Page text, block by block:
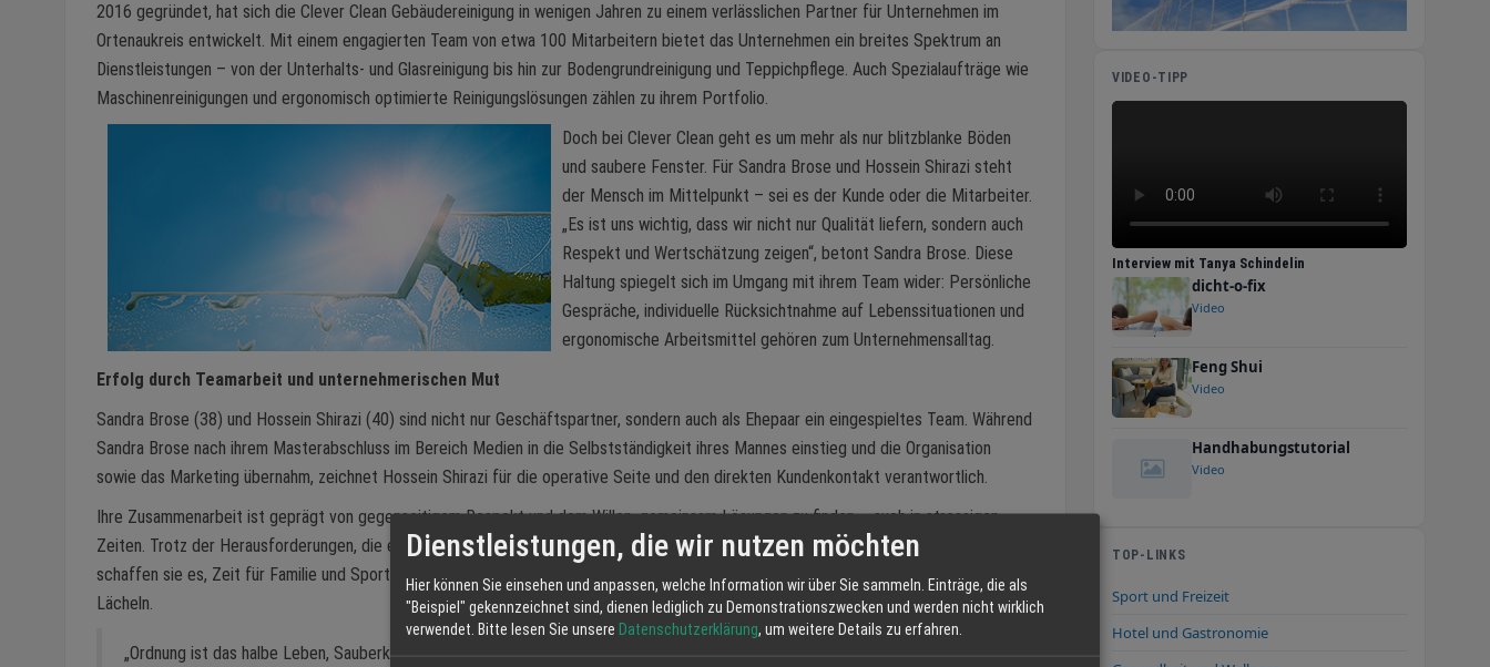
2016 gegründet, hat sich die Clever Clean Gebäudereinigung in wenigen Jahren zu einem verlässlichen Partner für Unternehmen im
Ortenaukreis entwickelt. Mit einem engagierten Team von etwa 100 Mitarbeitern bietet das Unternehmen ein breites Spektrum an
Dienstleistungen – von der Unterhalts- und Glasreinigung bis hin zur Bodengrundreinigung und Teppichpflege. Auch Spezialaufträge wie
Maschinenreinigungen und ergonomisch optimierte Reinigungslösungen zählen zu ihrem Portfolio.
Doch bei Clever Clean geht es um mehr als nur blitzblanke Böden
und saubere Fenster. Für Sandra Brose und Hossein Shirazi steht
der Mensch im Mittelpunkt – sei es der Kunde oder die Mitarbeiter.
„Es ist uns wichtig, dass wir nicht nur Qualität liefern, sondern auch
Respekt und Wertschätzung zeigen“, betont Sandra Brose. Diese
Haltung spiegelt sich im Umgang mit ihrem Team wider: Persönliche
Gespräche, individuelle Rücksichtnahme auf Lebenssituationen und
ergonomische Arbeitsmittel gehören zum Unternehmensalltag.
Erfolg durch Teamarbeit und unternehmerischen Mut
Sandra Brose (38) und Hossein Shirazi (40) sind nicht nur Geschäftspartner, sondern auch als Ehepaar ein eingespieltes Team. Während
Sandra Brose nach ihrem Masterabschluss im Bereich Medien in die Selbstständigkeit ihres Mannes einstieg und die Organisation
sowie das Marketing übernahm, zeichnet Hossein Shirazi für die operative Seite und den direkten Kundenkontakt verantwortlich.
Ihre Zusammenarbeit ist geprägt von gegenseitigem Respekt und dem Willen, gemeinsam Lösungen zu finden – auch in stressigen
Zeiten. Trotz der Herausforderungen, die ein Leben als Unternehmerfamilie mit drei Kindern (2, 5 und 8 Jahre alt) mit sich bringt,
schaffen sie es, Zeit für Familie und Sport zu finden. „Wir gehen gerne ins Fitnessstudio, jeder für sich“, erzählt Sandra Brose mit einem
Lächeln.
„Ordnung ist das halbe Leben, Sauberkeit die andere Hälfte."
VIDEO-TIPP
Interview mit Tanya Schindelin
dicht-o-fix
Video
Feng Shui
Video
Handhabungstutorial
Video
TOP-LINKS
Sport und Freizeit
Hotel und Gastronomie
Dienstleistungen, die wir nutzen möchten
Hier können Sie einsehen und anpassen, welche Information wir über Sie sammeln. Einträge, die als
"Beispiel" gekennzeichnet sind, dienen lediglich zu Demonstrationszwecken und werden nicht wirklich
verwendet. Bitte lesen Sie unsere Datenschutzerklärung, um weitere Details zu erfahren.